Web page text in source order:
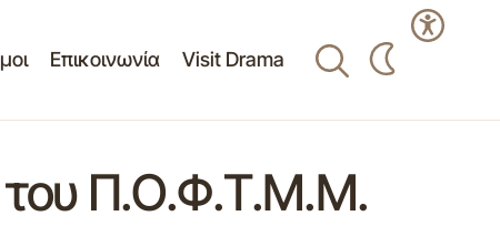
Επικοινωνία Visit Drama
του Π.Ο.Φ.Τ.Μ.Μ.